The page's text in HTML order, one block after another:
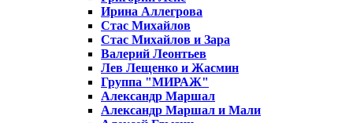
Ирина Аллегрова
Стас Михайлов
Стас Михайлов и Зара
Валерий Леонтьев
Лев Лещенко и Жасмин
Группа "МИРАЖ"
Александр Маршал
Александр Маршал и Мали